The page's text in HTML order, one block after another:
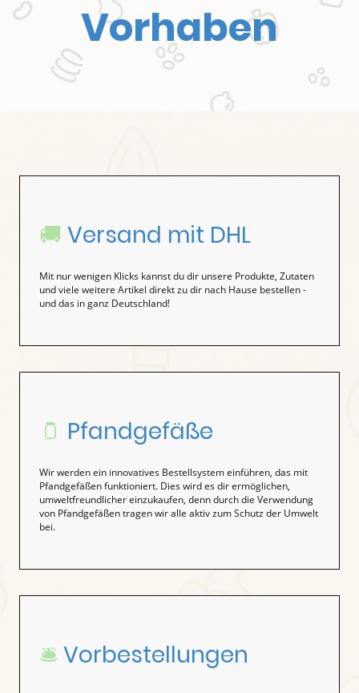
Vorhaben
🚚 Versand mit DHL
Mit nur wenigen Klicks kannst du dir unsere Produkte, Zutaten
und viele weitere Artikel direkt zu dir nach Hause bestellen -
und das in ganz Deutschland!
🫙 Pfandgefäße
Wir werden ein innovatives Bestellsystem einführen, das mit
Pfandgefäßen funktioniert. Dies wird es dir ermöglichen,
umweltfreundlicher einzukaufen, denn durch die Verwendung
von Pfandgefäßen tragen wir alle aktiv zum Schutz der Umwelt
bei.
🛎️ Vorbestellungen